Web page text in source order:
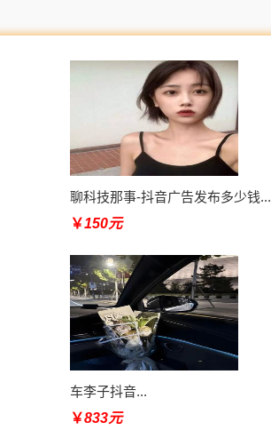
聊科技那事-抖音广告发布多少钱...
￥150元
车李子抖音...
￥833元